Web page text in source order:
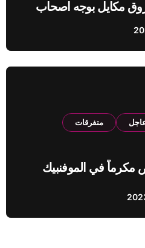
مكايل بوجه اصحاب
متفرقات
مكرماً في الموفنبيك